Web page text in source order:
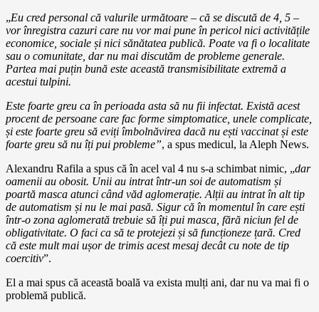
„Eu cred personal că valurile următoare – că se discută de 4, 5 –
vor înregistra cazuri care nu vor mai pune în pericol nici activitățile
economice, sociale și nici sănătatea publică. Poate va fi o localitate
sau o comunitate, dar nu mai discutăm de probleme generale.
Partea mai puțin bună este această transmisibilitate extremă a
acestui tulpini.
Este foarte greu ca în perioada asta să nu fii infectat. Există acest
procent de persoane care fac forme simptomatice, unele complicate,
și este foarte greu să eviți îmbolnăvirea dacă nu ești vaccinat și este
foarte greu să nu îți pui probleme”, a spus medicul, la Aleph News.
Alexandru Rafila a spus că în acel val 4 nu s-a schimbat nimic, „dar
oamenii au obosit. Unii au intrat într-un soi de automatism și
poartă masca atunci când văd aglomerație. Alții au intrat în alt tip
de automatism și nu le mai pasă. Sigur că în momentul în care ești
într-o zona aglomerată trebuie să îți pui masca, fără niciun fel de
obligativitate. O faci ca să te protejezi și să funcționeze țară. Cred
că este mult mai ușor de trimis acest mesaj decât cu note de tip
coercitiv”.
El a mai spus că această boală va exista mulți ani, dar nu va mai fi o
problemă publică.